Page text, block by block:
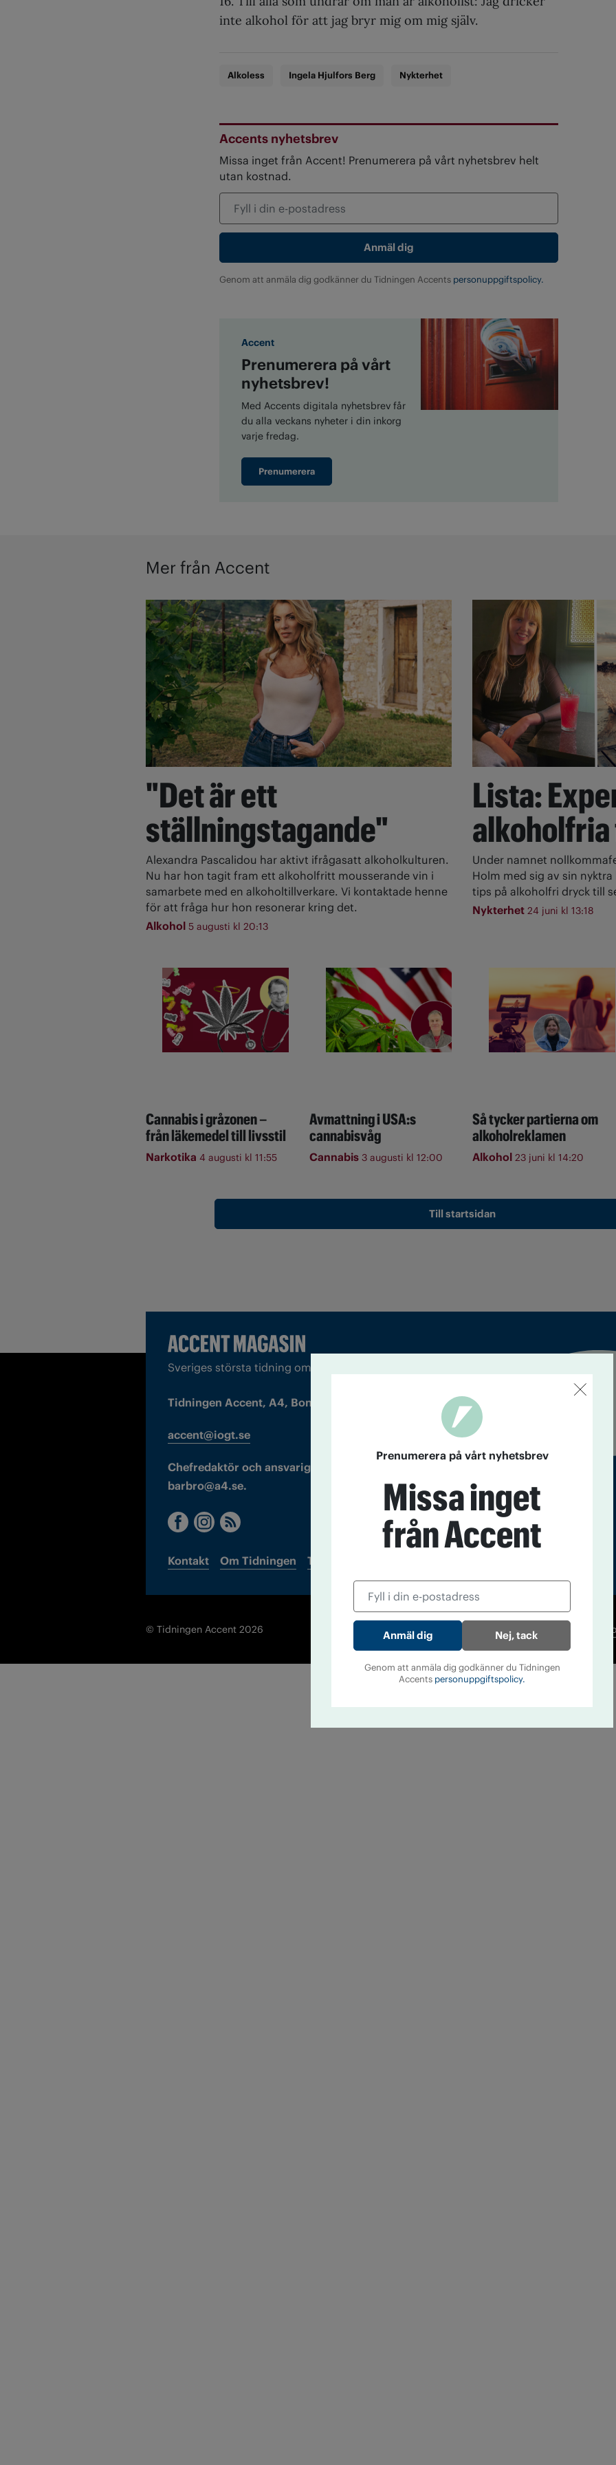
inte alkohol för att jag bryr mig om mig själv.
Alkoless Ingela Hjulfors Berg Nykterhet
Accents nyhetsbrev
Missa inget från Accent! Prenumerera på vårt nyhetsbrev helt
utan kostnad.
Genom att anmäla dig godkänner du Tidningen Accents personuppgiftspolicy.
Accent
Prenumerera på vårt
nyhetsbrev!
Med Accents digitala nyhetsbrev får
du alla veckans nyheter i din inkorg
varje fredag.
Prenumerera
Mer från Accent
"Det är ett
ställningstagande"
Alexandra Pascalidou har aktivt ifrågasatt alkoholkulturen.
Nu har hon tagit fram ett alkoholfritt mousserande vin i
samarbete med en alkoholtillverkare. Vi kontaktade henne
för att fråga hur hon resonerar kring det.
Alkohol 5 augusti kl 20:13
Cannabis i gråzonen –
från läkemedel till livsstil
Narkotika 4 augusti kl 11:55
Avmattning i USA:s
cannabisvåg
Cannabis 3 augusti kl 12:00
Lista:
Under namnet
Holm med sig av sin
tips på alkoholfri dryck till
Nykterhet 24 juni kl 13:18
Så tycker partierna om
alkoholreklamen
Alkohol 23 juni kl 14:20
Till startsidan
Sveriges största tidning om droger och nykterhet
Tidningen Accent, A4, Bondegatan 21, 116 33 Stockholm
accent@iogt.se
Chefredaktör och ansvarig utgivare: Barbro Janson Lundkvist,
barbro@a4.se.
Kontakt Om Tidningen Tidningsarkiv
Läs tidigare
© Tidningen Accent 2026
Prenumerera på vårt nyhetsbrev
Missa inget
från Accent
Nej, tack
Genom att anmäla dig godkänner du Tidningen
Accents personuppgiftspolicy.